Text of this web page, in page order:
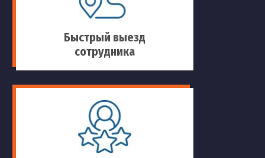
Быстрый выезд
сотрудника